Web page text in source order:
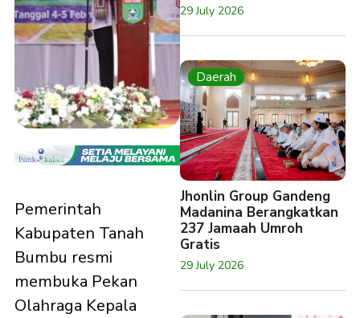
Pemerintah
Kabupaten Tanah
Bumbu resmi
membuka Pekan
Olahraga Kepala
29 July 2026
Daerah
Jhonlin Group Gandeng
Madanina Berangkatkan
237 Jamaah Umroh
Gratis
29 July 2026